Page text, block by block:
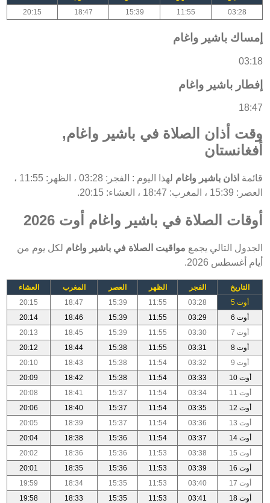
03:28
11:55
15:39
18:47
20:15
إمساك باشير واغام
03:18
إفطار باشير واغام
18:47
وقت أذان الصلاة في باشير واغام,
أفغانستان
قائمة اذان باشير واغام
لهذا اليوم : الفجر: 03:28 ، الظهر: 11:55 ،
العصر: 15:39 ، المغرب: 18:47 ، العشاء: 20:15.
أوقات الصلاة في باشير واغام أوت 2026
الجدول التالي يجمع مواقيت الصلاة في باشير واغام لكل يوم من
أيام أغسطس 2026.
التاريخ الفجر الظهر العصر المغرب
العشاء
أوت 5
03:28
11:55
15:39
18:47
20:15
أوت 6
03:29
11:55
15:39
18:46
20:14
أوت 7
03:30
11:55
15:39
18:45
20:13
أوت 8
03:31
11:55
15:38
18:44
20:12
أوت 9
03:32
11:54
15:38
18:43
20:10
أوت 10
03:33
11:54
15:38
18:42
20:09
أوت 11
03:34
11:54
15:37
18:41
20:08
أوت 12
03:35
11:54
15:37
18:40
20:06
أوت 13
03:36
11:54
15:37
18:39
20:05
أوت 14
03:37
11:54
15:36
18:38
20:04
أوت 15
03:38
11:53
15:36
18:36
20:02
أوت 16
03:39
11:53
15:36
18:35
20:01
أوت 17
03:40
11:53
15:35
18:34
19:59
أوت 18
03:41
11:53
15:35
18:33
19:58